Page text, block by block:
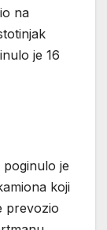
na
je 16
poginulo je
koji
prevozio